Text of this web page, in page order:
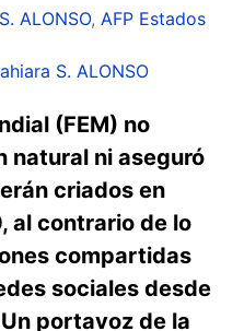
ALONSO, AFP Estados
S. ALONSO
(FEM) no
natural ni aseguró
criados en
al contrario de lo
compartidas
sociales desde
portavoz de la